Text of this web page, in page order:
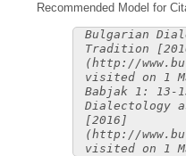
Recommended Model for
Bulgarian
Tradition
(http://
visited on 1
Babjak 1: 13-
Dialectology
[2016]
(http://
visited on 1